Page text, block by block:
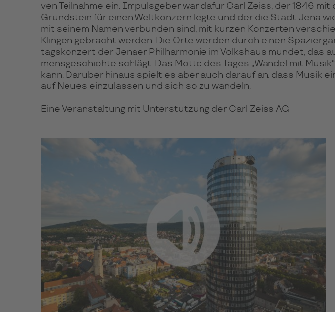
ven Teil­na­hme ein. Impuls­ge­ber war da­für Carl Zeiss, der 1846
Grund­stein für einen Welt­kon­zern legte und der die Stadt Jena
mit sei­nem Namen ver­bun­den sind, mit kur­zen Kon­zer­ten
Klin­gen ge­bracht wer­den. Die Orte wer­den durch einen
tags­kon­zert der Jenaer Phil­har­mo­nie im Volks­haus mündet, das
mens­ge­schichte schlägt. Das Motto des Tages „Wan­del mit
kann. Darüber hin­aus spielt es aber auch darauf an, dass Musik
auf Neues ein­zu­las­sen und sich so zu wandeln.
Eine Veranstaltung mit Unterstützung der Carl Zeiss AG